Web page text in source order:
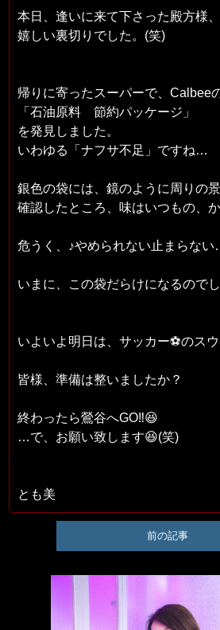
本日、逢いに来て下さった殿方様
嬉しい裏切りでした。(笑)
帰りに寄ったスーパーで、Calbee
「石油原料 節約パッケージ」
を発見しました。
いわゆる「ナフサ不足」ですね…
銀色の袋には、鏡のように周りの
確認したところ、味はいつもの、
危うく、♪やめられない止まらな
いまに、この袋だらけになるので
いよいよ明日は、サッカー⚽の
皆様、準備は整いましたか？
終わったら鶯谷へGO‼️😆
…で、お願い致します😆(笑)
とも美
前の記事